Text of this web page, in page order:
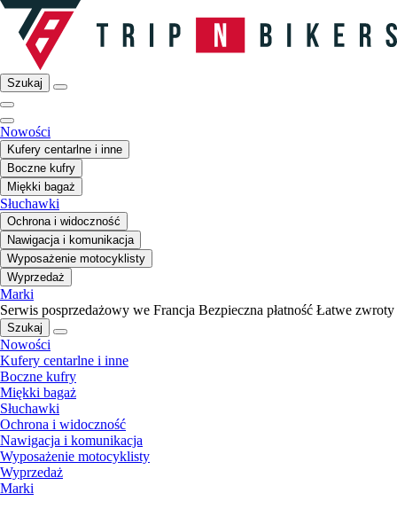
Szukaj
Nowości
Kufery centarlne i inne
Boczne kufry
Miękki bagaż
Słuchawki
Ochrona i widoczność
Nawigacja i komunikacja
Wyposażenie motocyklisty
Wyprzedaż
Marki
Serwis posprzedażowy we Francja Bezpieczna płatność Łatwe zwroty
Szukaj
Nowości
Kufery centarlne i inne
Boczne kufry
Miękki bagaż
Słuchawki
Ochrona i widoczność
Nawigacja i komunikacja
Wyposażenie motocyklisty
Wyprzedaż
Marki